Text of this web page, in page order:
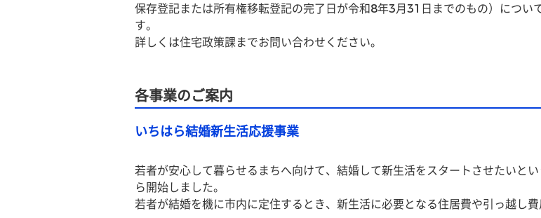
保存登記または所有権移転登記の完了日が令和8年3月31日までのもの）につい
す。
詳しくは住宅政策課までお問い合わせください。
各事業のご案内
いちはら結婚新生活応援事業
若者が安心して暮らせるまちへ向けて、結婚して新生活をスタートさせたいと
ら開始しました。
若者が結婚を機に市内に定住するとき、新生活に必要となる住居費や引っ越し費